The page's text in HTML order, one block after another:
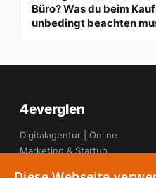
Büro? Was du beim
unbedingt beachten
4everglen
Digitalagentur | Online
Marketing & Startup